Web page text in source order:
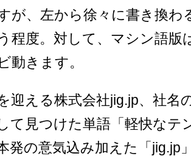
が、左から徐々に書き換わ
程度。対して、マシン語版
動きます。
迎える株式会社jig.jp、社名
て見つけた単語「軽快なテ
発の意気込み加えた「jig.jp